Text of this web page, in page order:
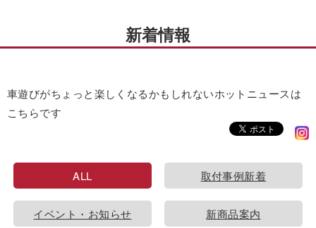
i
新着情報
車遊びがちょっと楽しくなるかもしれないホットニュースは
こちらです
ALL 取付事例新着
イベント・お知らせ 新商品案内